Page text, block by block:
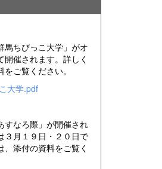
馬ちびっこ大学」がオ
開催されます。詳しく
ご覧ください。
大学.pdf
すなろ際」が開催され
３月１９日・２０日で
、添付の資料をご覧く